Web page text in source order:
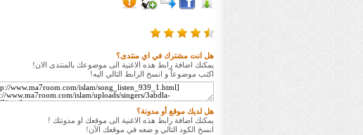
هل انت مشترك في اي منتدى؟
يمكنك اضافة رابط هذه الاغنية الى موضوعك بالمنتدى الان!
اكتب موضوعاً و انسخ الرابط التالي اليه!
هل لديك موقع أو مدونة؟
يمكنك اضافة رابط هذه الاغنية الى موقعك او مدونتك !
انسخ الكود التالي و ضعه في موقعك الآن!